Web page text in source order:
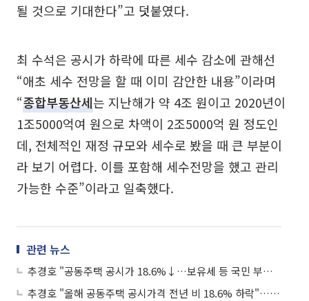
될 것으로 기대한다”고 덧붙였다.
최 수석은 공시가 하락에 따른 세수 감소에 관해선
“애초 세수 전망을 할 때 이미 감안한 내용”이라며
“종합부동산세는 지난해가 약 4조 원이고 2020년이
1조5000억여 원으로 차액이 2조5000억 원 정도인
데, 전체적인 재정 규모와 세수로 봤을 때 큰 부분이
라 보기 어렵다. 이를 포함해 세수전망을 했고 관리
가능한 수준”이라고 일축했다.
관련 뉴스
추경호 "공동주택 공시가 18.6%↓…보유세 등 국민 부담 축소"
추경호 "올해 공동주택 공시가격 전년 비 18.6% 하락"…보유세도 2020년 수준 이하 전망